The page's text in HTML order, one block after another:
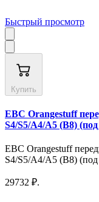
Быстрый просмотр
Купить
EBC Orangestuff
S4/S5/A4/A5 (B8)
EBC Orangestuff
S4/S5/A4/A5 (B8)
29732 ₽.